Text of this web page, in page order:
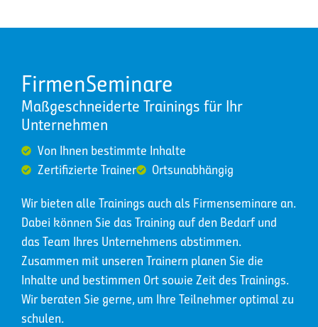
monitor sensitivity labels
Identify sensitive data with optical
character recognition (preview)
Identify content to protect
Implement the Microsoft Purview Extensio
Create and assign an auto-labeling policy
FirmenSeminare
Maßgeschneiderte Trainings für Ihr
Unternehmen
Von Ihnen bestimmte Inhalte
Zertifizierte Trainer
Ortsunabhängig
Wir bieten alle Trainings auch als Firmenseminare an.
Dabei können Sie das Training auf den Bedarf und
das Team Ihres Unternehmens abstimmen.
Zusammen mit unseren Trainern planen Sie die
Inhalte und bestimmen Ort sowie Zeit des Trainings.
Wir beraten Sie gerne, um Ihre Teilnehmer optimal zu
schulen.